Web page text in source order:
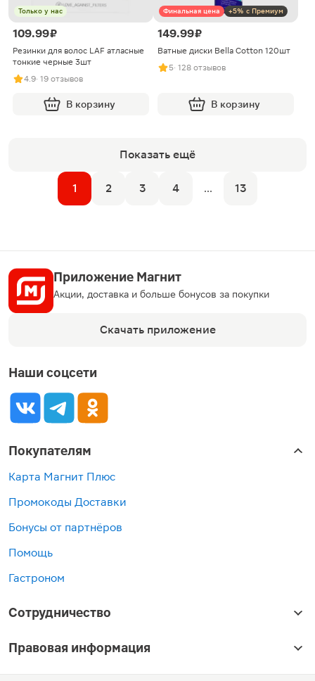
Только у нас
109.99 ₽
Резинки для волос LAF атласные
тонкие черные 3шт
4.9· 19 отзывов
В корзину
Финальная цена +5% с Премиум
149.99 ₽
Ватные диски Bella Cotton 120шт
5· 128 отзывов
В корзину
Показать ещё
1 2 3 4 ... 13
Приложение Магнит
Акции, доставка и больше бонусов за покупки
Скачать приложение
Наши соцсети
Покупателям
Карта Магнит Плюс
Промокоды Доставки
Бонусы от партнёров
Помощь
Гастроном
Сотрудничество
Правовая информация